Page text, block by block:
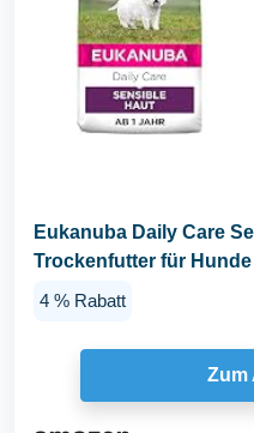
Eukanuba Daily Care
Trockenfutter für
4 % Rabatt
Zum